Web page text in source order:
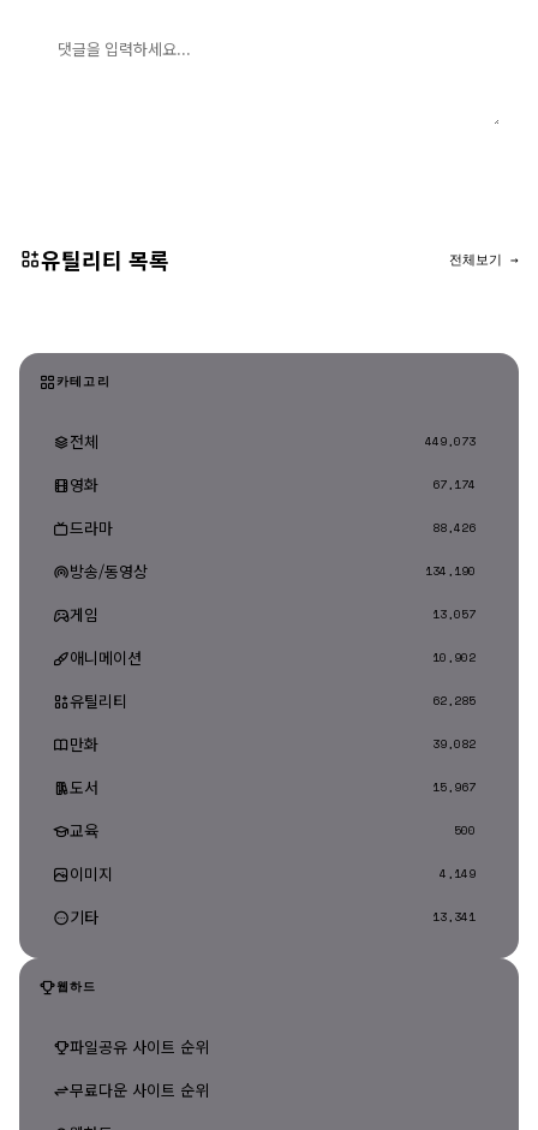
유틸리티 목록 전체보기 →
카테고리
전체 449,073
영화 67,174
드라마 88,426
방송/동영상 134,190
게임 13,057
애니메이션 10,902
유틸리티 62,285
만화 39,082
도서 15,967
교육 500
이미지 4,149
기타 13,341
웹하드
파일공유 사이트 순위
무료다운 사이트 순위